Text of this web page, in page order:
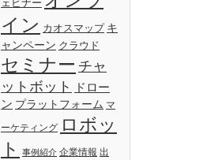
ェビナー
イン カオスマップ キ
ャンペーン クラウド
セミナー チャ
ットボット
ドロー
ン プラットフォーム マ
ーケティング ロボッ
ト
事例紹介 企業情報 出